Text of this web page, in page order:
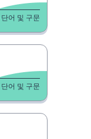
단어 및 구문
단어 및 구문